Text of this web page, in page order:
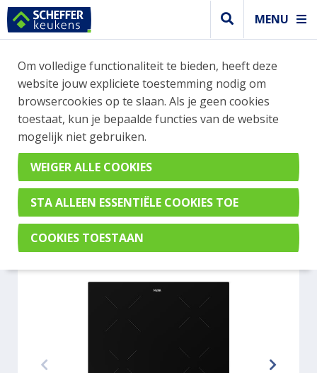
MENU
WEBSHOP BESTELLINGEN
Je kan tijdelijk geen bestelling plaatsen. Wil je je
vast oriënteren? Vergelijk eenvoudig apparaten
en merken met elkaar. Klik hier voor meer
informatie.
Kookplaat
ETNA KI1160ZT
Om volledige functionaliteit te bieden, heeft deze
website jouw expliciete toestemming nodig om
browsercookies op te slaan. Als je geen cookies
toestaat, kun je bepaalde functies van de website
mogelijk niet gebruiken.